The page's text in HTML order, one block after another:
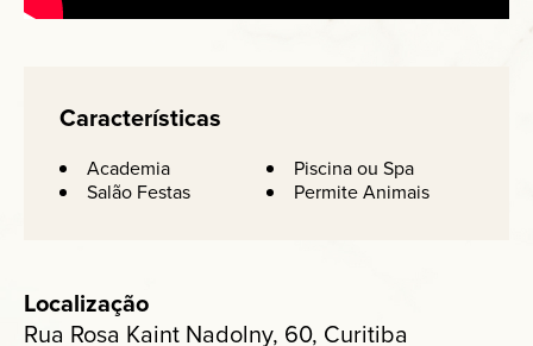
Características
Academia
Piscina ou Spa
Salão Festas
Permite Animais
Localização
Rua Rosa Kaint Nadolny, 60, Curitiba